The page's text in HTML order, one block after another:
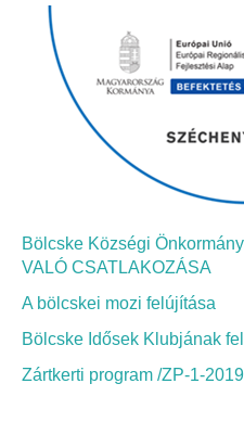
Bölcskei
Bölcskei Klímakör
HIVATAL
Szervezeti felépítés
Dokumentumok
Nyomtatványok
Szabályzatok
Bölcske Községi
VALÓ CSATLAKOZÁSA
A bölcskei mozi felújítása
Bölcske Idősek Klubjának
Zártkerti program /ZP-1-